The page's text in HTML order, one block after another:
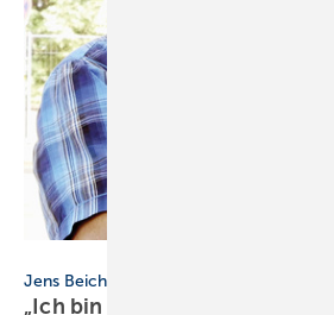
Jens Beichel
„Ich bin Mitglied der